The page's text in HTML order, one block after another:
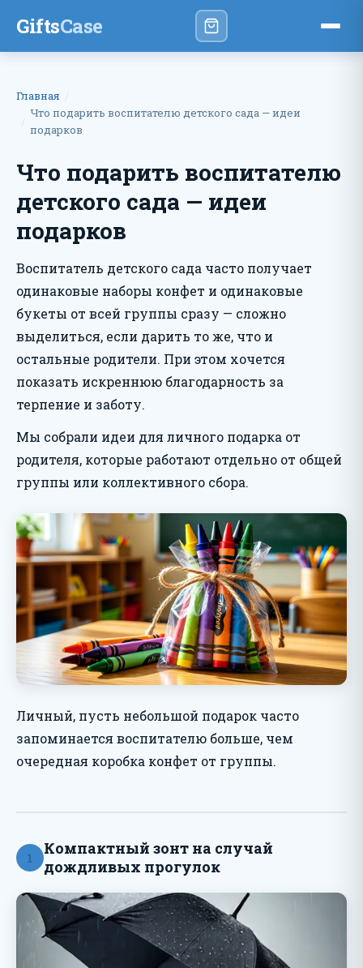
GiftsCase
Главная
Что подарить воспитателю детского сада — идеи
подарков
Что подарить воспитателю
детского сада — идеи
подарков
Воспитатель детского сада часто получает
одинаковые наборы конфет и одинаковые
букеты от всей группы сразу — сложно
выделиться, если дарить то же, что и
остальные родители. При этом хочется
показать искреннюю благодарность за
терпение и заботу.
Мы собрали идеи для личного подарка от
родителя, которые работают отдельно от общей
группы или коллективного сбора.
Личный, пусть небольшой подарок часто
запоминается воспитателю больше, чем
очередная коробка конфет от группы.
1
Компактный зонт на случай
дождливых прогулок